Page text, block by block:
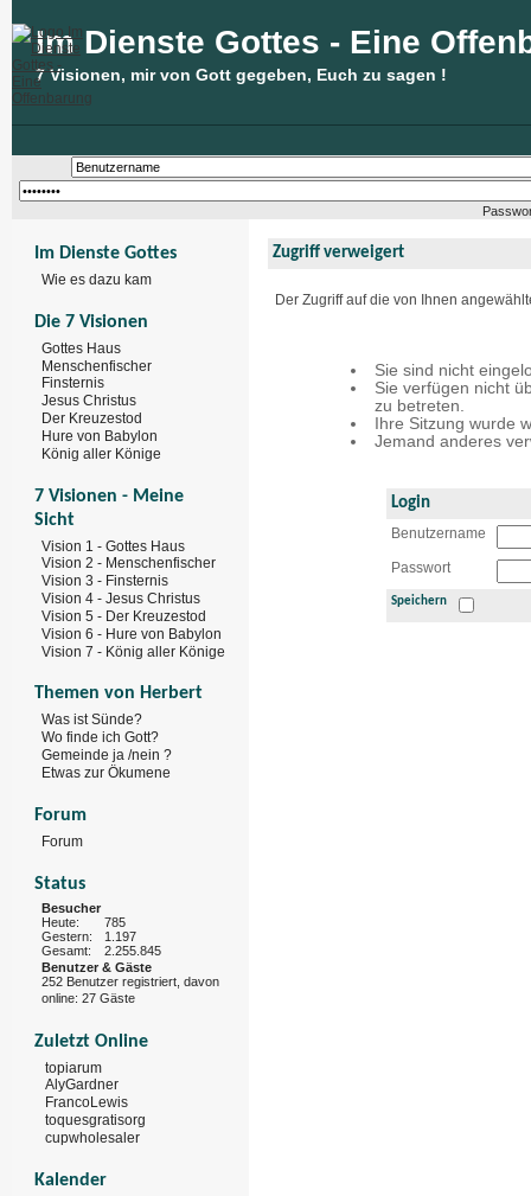
Im Dienste Gottes - Eine
7 Visionen, mir von Gott gegeben, Euch zu sagen !
Im Dienste Gottes
Wie es dazu kam
Die 7 Visionen
Gottes Haus
Menschenfischer
Finsternis
Jesus Christus
Der Kreuzestod
Hure von Babylon
König aller Könige
7 Visionen - Meine
Sicht
Vision 1 - Gottes Haus
Vision 2 - Menschenfischer
Vision 3 - Finsternis
Vision 4 - Jesus Christus
Vision 5 - Der Kreuzestod
Vision 6 - Hure von Babylon
Vision 7 - König aller Könige
Themen von Herbert
Was ist Sünde?
Wo finde ich Gott?
Gemeinde ja /nein ?
Etwas zur Ökumene
Forum
Forum
Status
Besucher
Heute:
785
Gestern:
1.197
Gesamt:
2.255.845
Benutzer & Gäste
252 Benutzer registriert, davon
online: 27 Gäste
Zuletzt Online
topiarum
AlyGardner
FrancoLewis
toquesgratisorg
cupwholesaler
Kalender
Zugriff verweigert
Der Zugriff auf die von Ihnen
Sie sind nicht
Sie verfügen nicht
zu betreten.
Ihre Sitzung wurde
Jemand anderes
Login
Benutzername
Passwort
Speichern